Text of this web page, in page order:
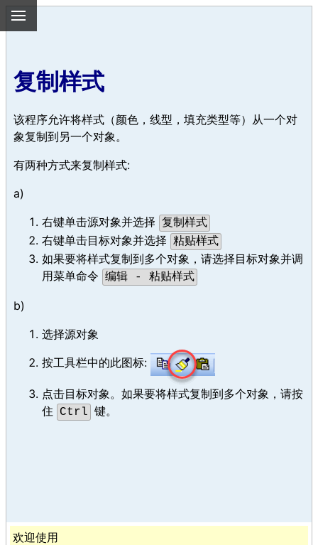
复制样式
该程序允许将样式（颜色，线型，填充类型等）从一个对
象复制到另一个对象。
有两种方式来复制样式:
a)
右键单击源对象并选择 复制样式
右键单击目标对象并选择 粘贴样式
如果要将样式复制到多个对象，请选择目标对象并调
用菜单命令 编辑 - 粘贴样式
b)
选择源对象
按工具栏中的此图标:
点击目标对象。如果要将样式复制到多个对象，请按
住
Ctrl 键。
欢迎使用